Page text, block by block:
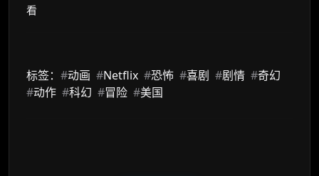
看
标签： #动画 #Netflix #恐怖 #喜剧 #剧情 #奇幻
#动作 #科幻 #冒险 #美国